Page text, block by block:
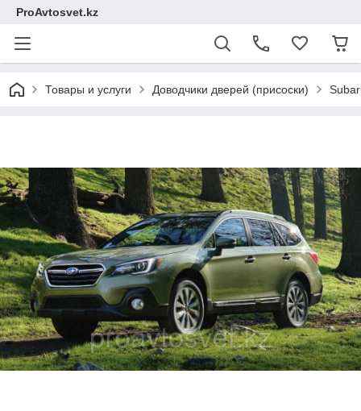
ProAvtosvet.kz
Товары и услуги Доводчики дверей (присоски)